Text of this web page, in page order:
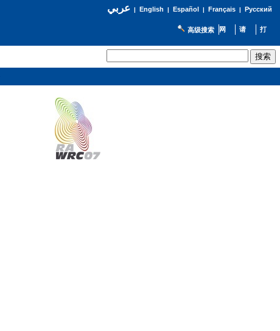
عربي| English | Español | Français| Русский
高级搜索